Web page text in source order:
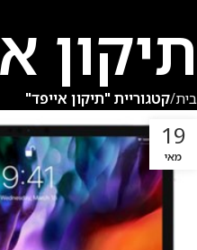
תיקון
בית קטגוריית "תיקון אייפד"
19
מאי